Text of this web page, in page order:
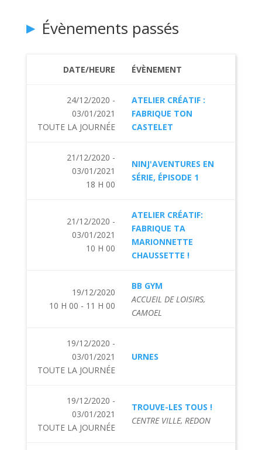
Évènements passés
DATE/HEURE ÉVÈNEMENT
24/12/2020 -
03/01/2021
TOUTE LA JOURNÉE
ATELIER CRÉATIF :
FABRIQUE TON
CASTELET
21/12/2020 -
03/01/2021
18 H 00
NINJ'AVENTURES EN
SÉRIE, ÉPISODE 1
21/12/2020 -
03/01/2021
10 H 00
ATELIER CRÉATIF:
FABRIQUE TA
MARIONNETTE
CHAUSSETTE !
19/12/2020
10 H 00 - 11 H 00
BB GYM
ACCUEIL DE LOISIRS,
CAMOEL
19/12/2020 -
03/01/2021
TOUTE LA JOURNÉE
URNES
19/12/2020 -
03/01/2021
TOUTE LA JOURNÉE
TROUVE-LES TOUS !
CENTRE VILLE, REDON